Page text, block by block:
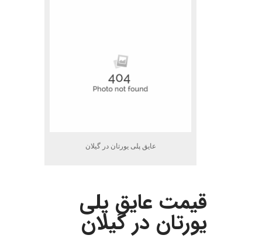
عایق پلی یورتان در گیلان
قیمت عایق پلی
یورتان در گیلان